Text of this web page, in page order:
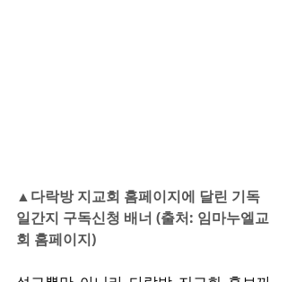
▲다락방 지교회 홈페이지에 달린 기독
일간지 구독신청 배너 (출처: 임마누엘교
회 홈페이지)